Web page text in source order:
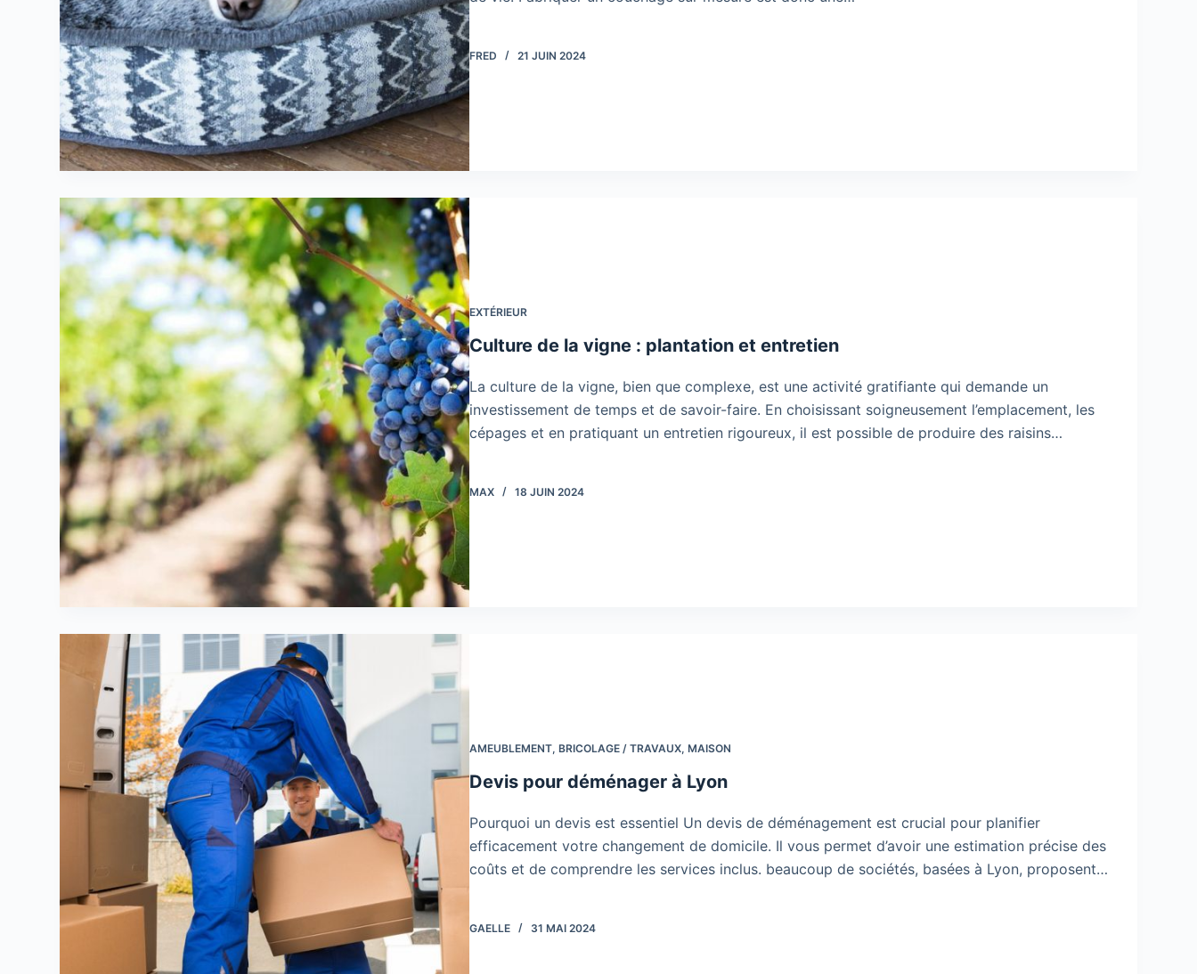
FRED 21 JUIN 2024
EXTÉRIEUR
Culture de la vigne : plantation et entretien
La culture de la vigne, bien que complexe, est une activité gratifiante qui demande un
investissement de temps et de savoir-faire. En choisissant soigneusement l’emplacement, les
cépages et en pratiquant un entretien rigoureux, il est possible de produire des raisins…
MAX 18 JUIN 2024
AMEUBLEMENT,BRICOLAGE / TRAVAUX,MAISON
Devis pour déménager à Lyon
Pourquoi un devis est essentiel Un devis de déménagement est crucial pour planifier
efficacement votre changement de domicile. Il vous permet d’avoir une estimation précise des
coûts et de comprendre les services inclus. beaucoup de sociétés, basées à Lyon, proposent…
GAELLE 31 MAI 2024